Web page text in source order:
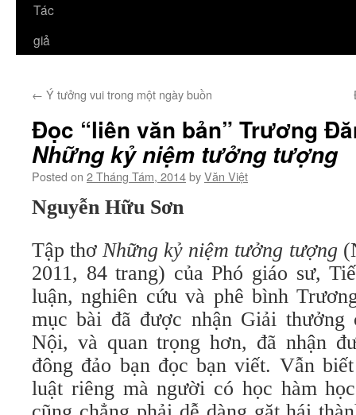
Tác
giả
← Ý tưởng vui trong một ngày buồn
Đọc “liên văn bản” Trương
Những kỷ niệm tưởng tượng
Posted on 2 Tháng Tám, 2014byVăn Việt
Nguyễn Hữu Sơn
Tập thơNhững kỷ niệm tưởng tượng
2011, 84 trang) của Phó giáo sư,
luận, nghiên cứu và phê bình
mục bài đã được nhận Giải
Nội, và quan trọng hơn, đã nhận
đông đảo bạn đọc bạn viết. Vẫn
luật riêng mà người có học hàm